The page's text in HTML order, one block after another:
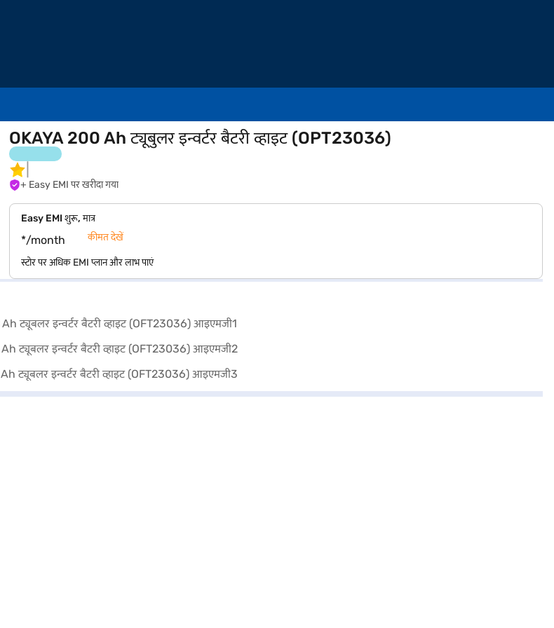
OKAYA 200 Ah ट्यूबुलर इन्वर्टर बैटरी व्हाइट (OPT23036)
+ Easy EMI पर खरीदा गया
Easy EMI शुरू, मात्र
*/month कीमत देखें
स्टोर पर अधिक EMI प्लान और लाभ पाएं